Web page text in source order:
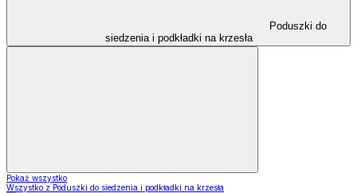
Poduszki do
siedzenia i podkładki na krzesła
Pokaż wszystko
Wszystko z Poduszki do siedzenia i podkładki na krzesła